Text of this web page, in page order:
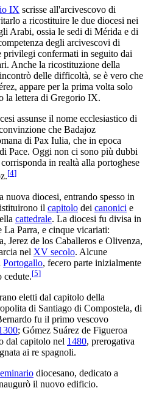
IX scrisse all'arcivescovo di
a ricostituire le due diocesi nei
Arabi, ossia le sedi di Mérida e di
degli arcivescovi di
confermati in seguito dai
Anche la ricostituzione della
delle difficoltà, se è vero che
appare per la prima volta solo
la lettera di Gregorio IX.
assunse il nome ecclesiastico di
che Badajoz
di Pax Iulia, che in epoca
Pace. Oggi non ci sono più dubbi
corrisponda in realtà alla portoghese
[4]
diocesi, entrando spesso in
il capitolo dei canonici e
cattedrale. La diocesi fu divisa in
La Parra, e cinque vicariati:
Jerez de los Caballeros e Olivenza,
nel XV secolo. Alcune
Portogallo, fecero parte inizialmente
cedute.[5]
eletti dal capitolo della
di Santiago di Compostela, di
fu il primo vescovo
; Gómez Suárez de Figueroa
dal capitolo nel 1480, prerogativa
ai re spagnoli.
diocesano, dedicato a
il nuovo edificio.